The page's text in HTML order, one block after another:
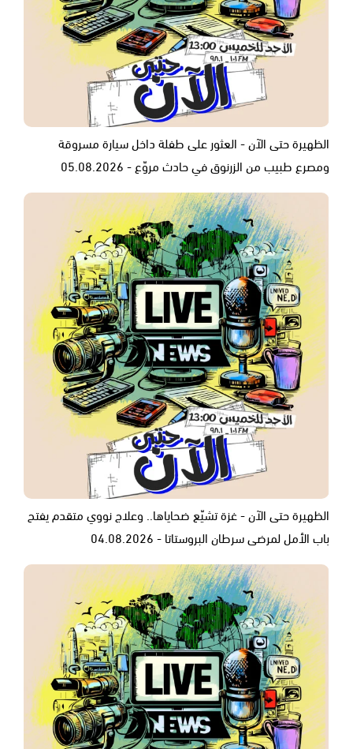
الظهيرة حتى الآن - العثور على طفلة داخل سيارة مسروقة
ومصرع طبيب من الزرنوق في حادث مروّع - 05.08.2026
الظهيرة حتى الآن - غزة تشيّع ضحاياها.. وعلاج نووي متقدم يفتح
باب الأمل لمرضى سرطان البروستاتا - 04.08.2026